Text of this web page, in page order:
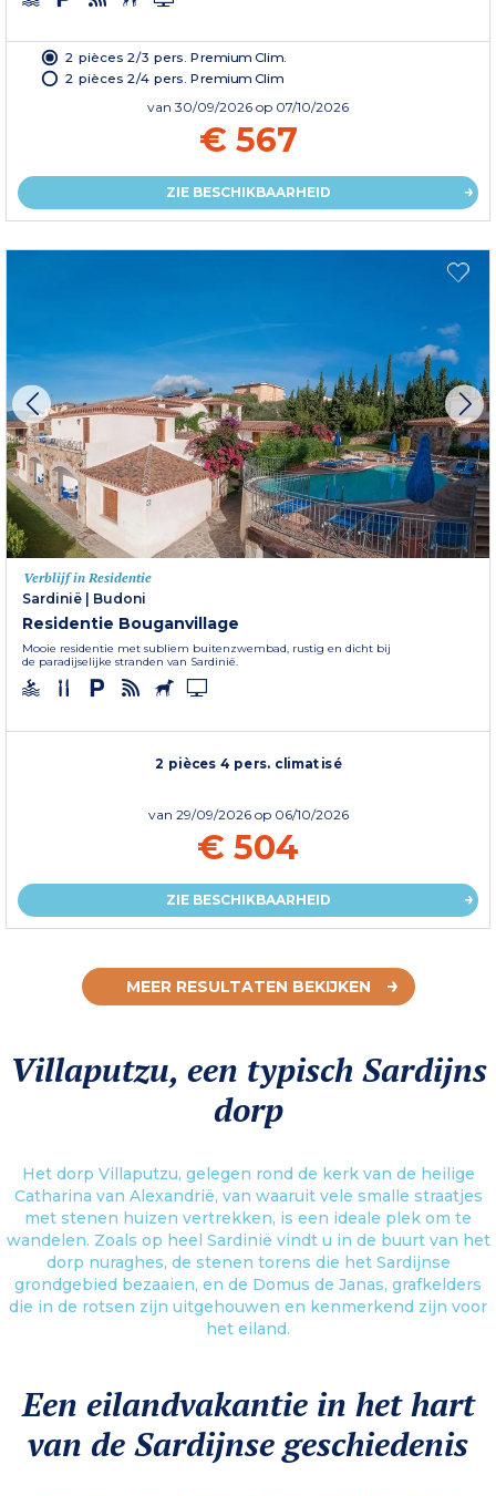
2 pièces 2/3 pers. Premium Clim.
2 pièces 2/4 pers. Premium Clim
van 30/09/2026 op 07/10/2026
€ 567
ZIE BESCHIKBAARHEID
Verblijf in Residentie
Sardinië | Budoni
Residentie Bouganvillage
Mooie residentie met subliem buitenzwembad, rustig en dicht bij
de paradijselijke stranden van Sardinië.
2 pièces 4 pers. climatisé
van 29/09/2026 op 06/10/2026
€ 504
ZIE BESCHIKBAARHEID
MEER RESULTATEN BEKIJKEN
Villaputzu, een typisch Sardijns
dorp
Het dorp Villaputzu, gelegen rond de kerk van de heilige
Catharina van Alexandrië, van waaruit vele smalle straatjes
met stenen huizen vertrekken, is een ideale plek om te
wandelen. Zoals op heel Sardinië vindt u in de buurt van het
dorp nuraghes, de stenen torens die het Sardijnse
grondgebied bezaaien, en de Domus de Janas, grafkelders
die in de rotsen zijn uitgehouwen en kenmerkend zijn voor
het eiland.
Een eilandvakantie in het hart
van de Sardijnse geschiedenis